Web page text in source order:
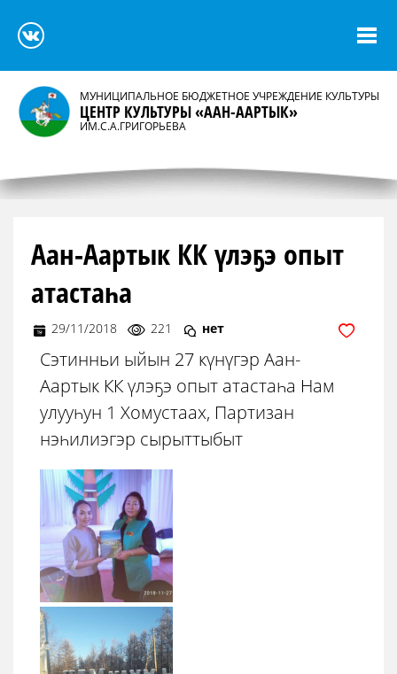
МУНИЦИПАЛЬНОЕ БЮДЖЕТНОЕ УЧРЕЖДЕНИЕ КУЛЬТУРЫ
ЦЕНТР КУЛЬТУРЫ «ААН-ААРТЫК»
ИМ.С.А.ГРИГОРЬЕВА
Аан-Аартык КК үлэҕэ опыт
атастаһа
29/11/2018 221 нет
Сэтинньи ыйын 27 күнүгэр Аан-
Аартык КК үлэҕэ опыт атастаһа Нам
улууһун 1 Хомустаах, Партизан
нэһилиэгэр сырыттыбыт